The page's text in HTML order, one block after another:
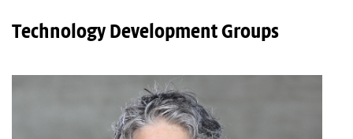
Technology Development Groups